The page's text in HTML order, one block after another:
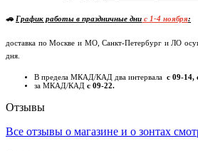
🚗 График работы в праздничные дни c 1-4 ноября:
доставка по Москве и МО, Санкт-Петербург и ЛО
дня.
В предела МКАД/КАД два интервала с 09-14,
за МКАД/КАД с 09-22.
Отзывы
Все отзывы о магазине и о зонтах